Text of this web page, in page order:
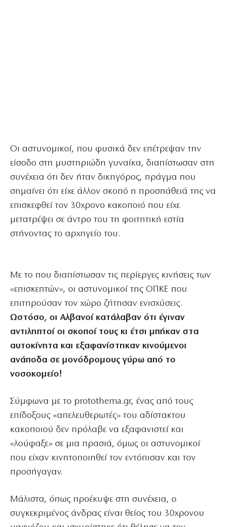
Οι αστυνομικοί, που φυσικά δεν επέτρεψαν την
είσοδο στη μυστηριώδη γυναίκα, διαπίστωσαν στη
συνέχεια ότι δεν ήταν δικηγόρος, πράγμα που
σημαίνει ότι είχε άλλον σκοπό η προσπάθειά της να
επισκεφθεί τον 30χρονο κακοποιό που είχε
μετατρέψει σε άντρο του τη φοιτητική εστία
στήνοντας το αρχηγείο του.
Με το που διαπίστωσαν τις περίεργες κινήσεις των
«επισκεπτών», οι αστυνομικοί της ΟΠΚΕ που
επιτηρούσαν τον χώρο ζήτησαν ενισχύσεις.
Ωστόσο, οι Αλβανοί κατάλαβαν ότι έγιναν
αντιληπτοί οι σκοποί τους κι έτσι μπήκαν στα
αυτοκίνητα και εξαφανίστηκαν κινούμενοι
ανάποδα σε μονόδρομους γύρω από το
νοσοκομείο!
Σύμφωνα με το protothema.gr, ένας από τους
επίδοξους «απελευθερωτές» του αδίστακτου
κακοποιού δεν πρόλαβε να εξαφανιστεί και
«λούφαξε» σε μια πρασιά, όμως οι αστυνομικοί
που είχαν κινητοποιηθεί τον εντόπισαν και τον
προσήγαγαν.
Μάλιστα, όπως προέκυψε στη συνέχεια, ο
συγκεκριμένος άνδρας είναι θείος του 30χρονου